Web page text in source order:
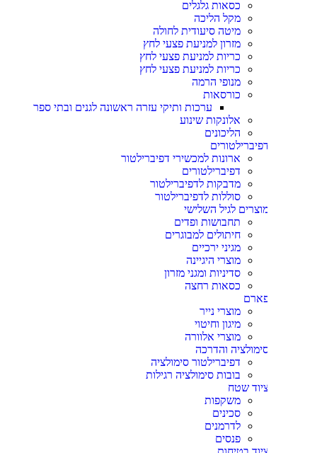
כסאות גלגלים
מקל הליכה
מיטה סיעודית לחולה
מזרון למניעת פצעי לחץ
כריות למניעת פצעי לחץ
כריות למניעת פצעי לחץ
מנופי הרמה
ערכות ותיקי עזרה ראשונה לגנים ובתי ספר
אלונקות שינוע
ארונות למכשירי דפיברילטור
דפיברילטורים
מדבקות לדפיברילטור
סוללות לדפיברילטור
לגיל השלישי
תחבושות ופדים
חיתולים למבוגרים
מגיני ירכיים
מוצרי היגיינה
סדיניות ומגני מזרון
כסאות רחצה
מוצרי נייר
מיגון וחיטוי
מוצרי אלוורה
והדרכה
דפיברילטור סימולציה
בובות סימולציה רגילות